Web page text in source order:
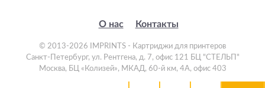
О нас Контакты
© 2013-2026 IMPRINTS - Картриджи для принтеров
Санкт-Петербург, ул. Рентгена, д. 7, офис 121 БЦ "СТЕЛЬП"
Москва, БЦ «Колизей», МКАД, 60-й км, 4А, офис 403